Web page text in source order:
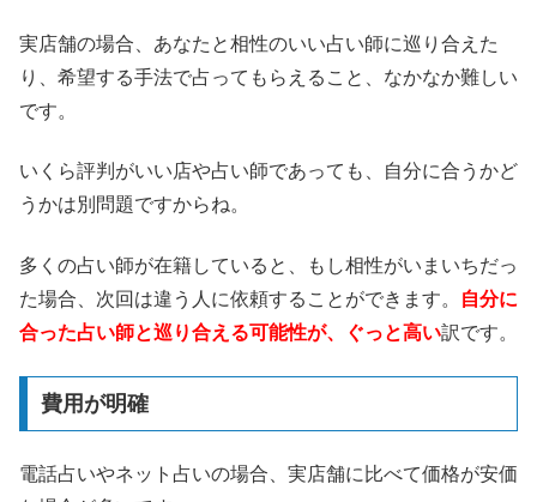
実店舗の場合、あなたと相性のいい占い師に巡り合えた
り、希望する手法で占ってもらえること、なかなか難しい
です。
いくら評判がいい店や占い師であっても、自分に合うかど
うかは別問題ですからね。
多くの占い師が在籍していると、もし相性がいまいちだっ
た場合、次回は違う人に依頼することができます。
自分に
合った占い師と巡り合える可能性が、ぐっと高い訳です。
費用が明確
電話占いやネット占いの場合、実店舗に比べて価格が安価